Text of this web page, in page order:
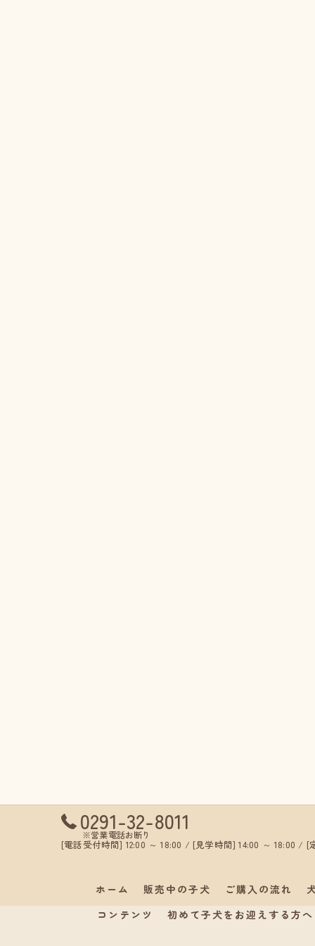
0291-32-8011
※営業電話お断り
[電話受付時間] 12:00 ～ 18:00 / [見学時間] 14:00 ～ 18:00 / [
ホーム 販売中の子犬 ご購入の流れ
コンテンツ
初めて子犬をお迎えする方へ